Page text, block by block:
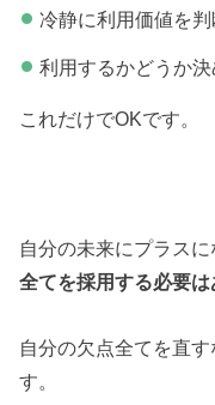
冷静に利用価値を判
利用するかどうか決
これだけでOKです。
自分の未来にプラス
全てを採用する必要
自分の欠点全てを直
す。